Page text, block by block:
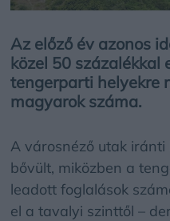
Az előző év azonos
közel 50 százalékkal
tengerparti helyekre
magyarok száma.
A városnéző utak iránti
bővült, miközben a
leadott foglalások
el a tavalyi szinttől –